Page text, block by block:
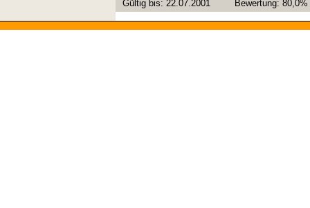
Gültig bis: 22.07.2001 Bewertung: 80,0%